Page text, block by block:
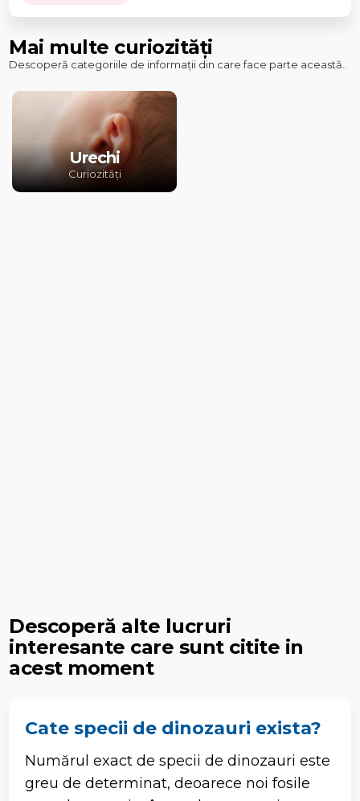
Mai multe curiozități
Descoperă categoriile de informații din care face parte această..
Urechi
Curiozități
Descoperă alte lucruri
interesante care sunt citite in
acest moment
Cate specii de dinozauri exista?
Numărul exact de specii de dinozauri este
greu de determinat, deoarece noi fosile